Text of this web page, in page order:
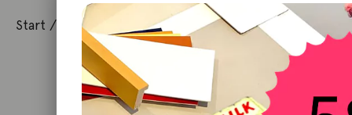
Start / Kunst Malerei / Unikat/ Im Angesicht der